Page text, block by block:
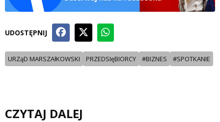
UDOSTĘPNIJ
URZąD MARSZAłKOWSKI PRZEDSIęBIORCY #BIZNES #SPOTKANIE
CZYTAJ DALEJ